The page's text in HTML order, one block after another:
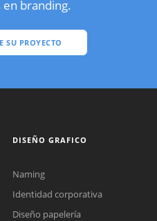
en branding.
SU PROYECTO
DISEÑO GRAFICO
Naming
Identidad corporativa
Diseño papelería